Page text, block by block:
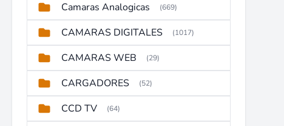
Camaras Analogicas (669)
CAMARAS DIGITALES (1017)
CAMARAS WEB (29)
CARGADORES (52)
CCD TV (64)